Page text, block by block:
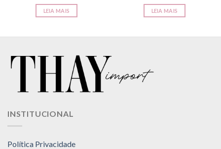
LEIA MAIS LEIA MAIS
INSTITUCIONAL
Política Privacidade